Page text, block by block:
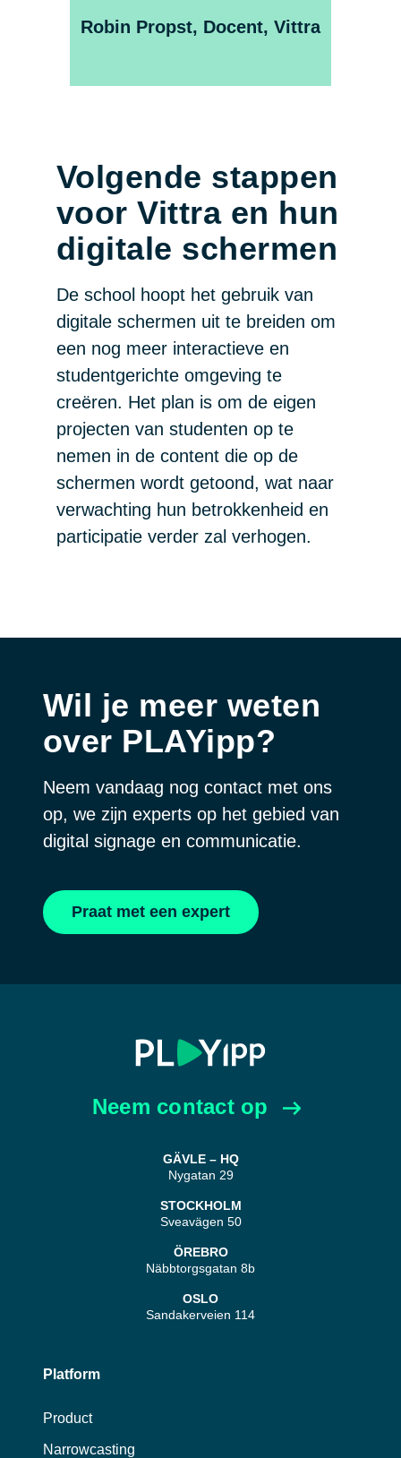
Robin Propst, Docent, Vittra
Volgende stappen
voor Vittra en hun
digitale schermen
De school hoopt het gebruik van
digitale schermen uit te breiden om
een nog meer interactieve en
studentgerichte omgeving te
creëren. Het plan is om de eigen
projecten van studenten op te
nemen in de content die op de
schermen wordt getoond, wat naar
verwachting hun betrokkenheid en
participatie verder zal verhogen.
Wil je meer weten
over PLAYipp?
Neem vandaag nog contact met ons
op, we zijn experts op het gebied van
digital signage en communicatie.
Praat met een expert
Neem contact op
GÄVLE – HQ
Nygatan 29
STOCKHOLM
Sveavägen 50
ÖREBRO
Näbbtorgsgatan 8b
OSLO
Sandakerveien 114
Platform
Product
Narrowcasting